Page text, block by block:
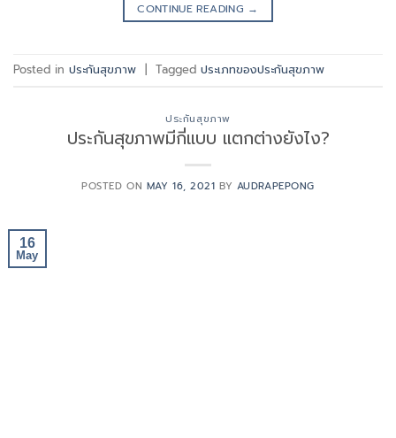
CONTINUE READING →
Posted in ประกันสุขภาพ | Tagged ประเภทของประกันสุขภาพ
ประกันสุขภาพ
ประกันสุขภาพมีกี่แบบ แตกต่างยังไง?
POSTED ON MAY 16, 2021 BY AUDRAPEPONG
16
May